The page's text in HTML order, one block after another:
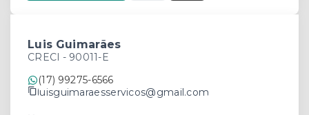
Luis Guimarães
CRECI - 90011-E
(17) 99275-6566
luisguimaraesservicos@gmail.com